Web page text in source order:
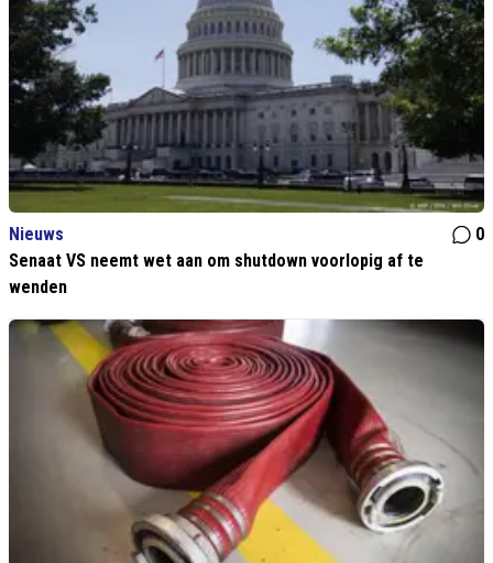
Nieuws
0
Senaat VS neemt wet aan om shutdown voorlopig af te
wenden